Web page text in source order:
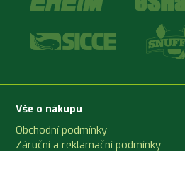
Vše o nákupu
Obchodní podmínky
Záruční a reklamační podmínky